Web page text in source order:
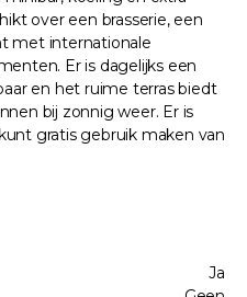
over een brasserie, een
met internationale
Er is dagelijks een
en het ruime terras biedt
bij zonnig weer. Er is
gratis gebruik maken van
Ja